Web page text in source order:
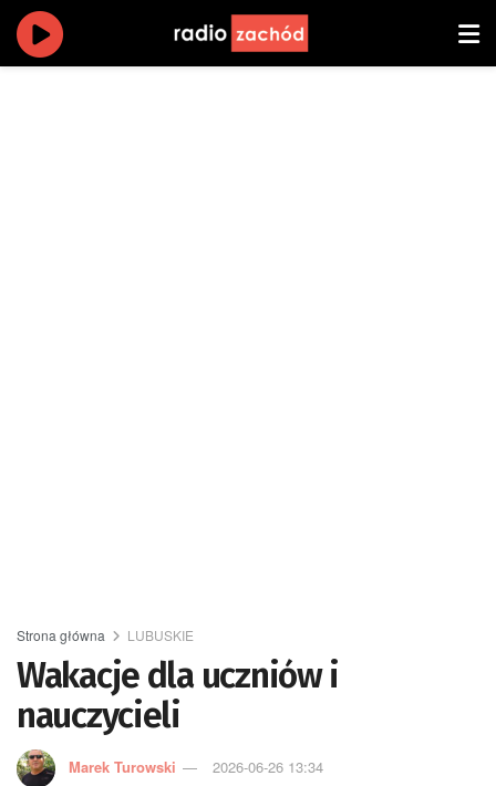
Strona główna LUBUSKIE
Wakacje dla uczniów i
nauczycieli
Marek Turowski 2026-06-26 13:34